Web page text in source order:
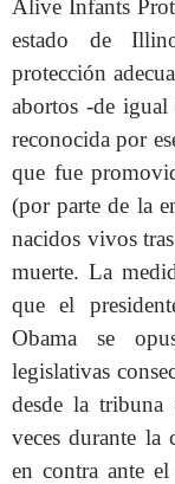
Alive Infants
estado de
protección
abortos -de igual
reconocida por
que fue
(por parte de la
nacidos vivos
muerte. La
que el
Obama se
legislativas
desde la
veces durante
en contra ante